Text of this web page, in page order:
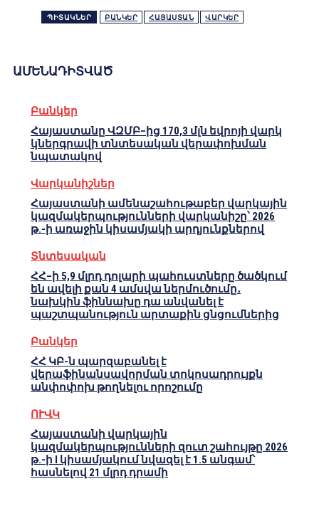
ՊԻՏԱԿՆԵՐ ԲԱՆԿԵՐ ՀԱՅԱՍՏԱՆ ՎԱՐԿԵՐ
ԱՄԵՆԱԴԻՏՎԱԾ
Բանկեր
Հայաստանը ՎԶՄԲ–ից 170,3 մլն եվրոյի վարկ
կներգրավի տնտեսական վերափոխման
նպատակով
Վարկանիշներ
Հայաստանի ամենաշահութաբեր վարկային
կազմակերպությունների վարկանիշը՝ 2026
թ.-ի առաջին կիսամյակի արդյունքներով
Տնտեսական
ՀՀ–ի 5,9 մլրդ դոլարի պահուստները ծածկում
են ավելի քան 4 ամսվա ներմուծումը․
նախկին ֆիննախը դա անվանել է
պաշտպանություն արտաքին ցնցումներից
Բանկեր
ՀՀ ԿԲ-ն պարզաբանել է
վերաֆինանսավորման տոկոսադրույքն
անփոփոխ թողնելու որոշումը
ՈՒՎԿ
Հայաստանի վարկային
կազմակերպությունների զուտ շահույթը 2026
թ.-ի I կիսամյակում նվազել է 1.5 անգամ՝
հասնելով 21 մլրդ դրամի